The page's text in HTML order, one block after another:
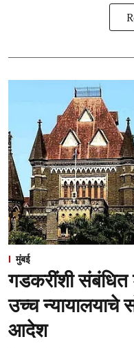
मुंबई
गडकरींशी संबंधित
उच्च न्यायालयाचे
आदेश